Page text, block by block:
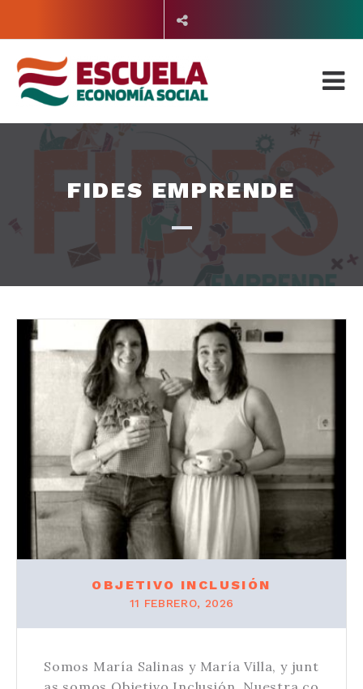
FIDES EMPRENDE
OBJETIVO INCLUSIÓN
11 FEBRERO, 2026
Somos María Salinas y María Villa, y junt